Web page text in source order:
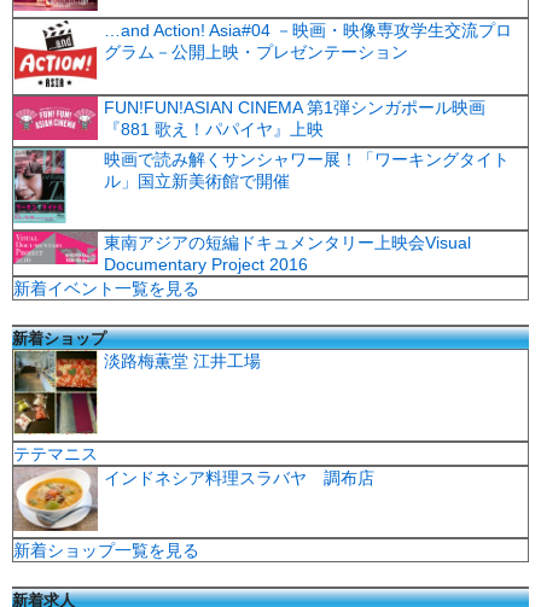
…and Action! Asia#04 －映画・映像専攻学生交流プロ
グラム－公開上映・プレゼンテーション
FUN!FUN!ASIAN CINEMA 第1弾シンガポール映画
『881 歌え！パパイヤ』上映
映画で読み解くサンシャワー展！「ワーキングタイト
ル」国立新美術館で開催
東南アジアの短編ドキュメンタリー上映会Visual
Documentary Project 2016
新着イベント一覧を見る
新着ショップ
淡路梅薫堂 江井工場
テテマニス
インドネシア料理スラバヤ 調布店
新着ショップ一覧を見る
新着求人